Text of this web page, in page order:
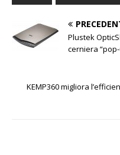
Plustek
cerniera
KEMP360 migliora